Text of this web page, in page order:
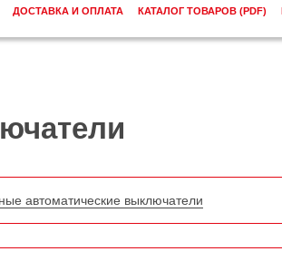
автоматические выключатели
ДОСТАВКА И ОПЛАТА КАТАЛОГ ТОВАРОВ (PDF)